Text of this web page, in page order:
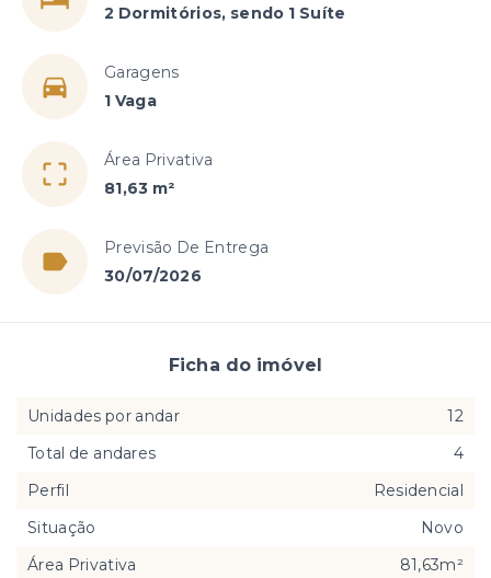
2 Dormitórios, sendo 1 Suíte
Garagens
1 Vaga
Área Privativa
81,63 m²
Previsão De Entrega
30/07/2026
Ficha do imóvel
Unidades por andar
12
Total de andares
4
Perfil
Residencial
Situação
Novo
Área Privativa
81,63m²